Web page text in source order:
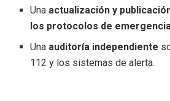
Una actualización y
los protocolos de
Una auditoría independiente
112 y los sistemas de alerta.